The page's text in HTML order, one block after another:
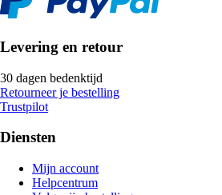
Levering en retour
30 dagen bedenktijd
Retourneer je bestelling
Trustpilot
Diensten
Mijn account
Helpcentrum